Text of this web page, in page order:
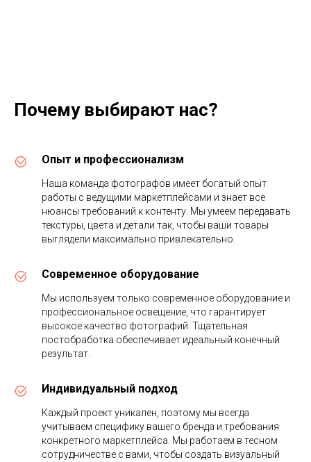
Почему выбирают нас?
Опыт и профессионализм
Наша команда фотографов имеет богатый опыт
работы с ведущими маркетплейсами и знает все
нюансы требований к контенту. Мы умеем передавать
текстуры, цвета и детали так, чтобы ваши товары
выглядели максимально привлекательно.
Современное оборудование
Мы используем только современное оборудование и
профессиональное освещение, что гарантирует
высокое качество фотографий. Тщательная
постобработка обеспечивает идеальный конечный
результат.
Индивидуальный подход
Каждый проект уникален, поэтому мы всегда
учитываем специфику вашего бренда и требования
конкретного маркетплейса. Мы работаем в тесном
сотрудничестве с вами, чтобы создать визуальный